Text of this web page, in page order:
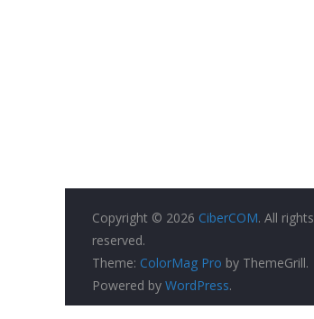
Copyright © 2026 CiberCOM. All rights
reserved.
Theme: ColorMag Pro by ThemeGrill.
Powered by WordPress.